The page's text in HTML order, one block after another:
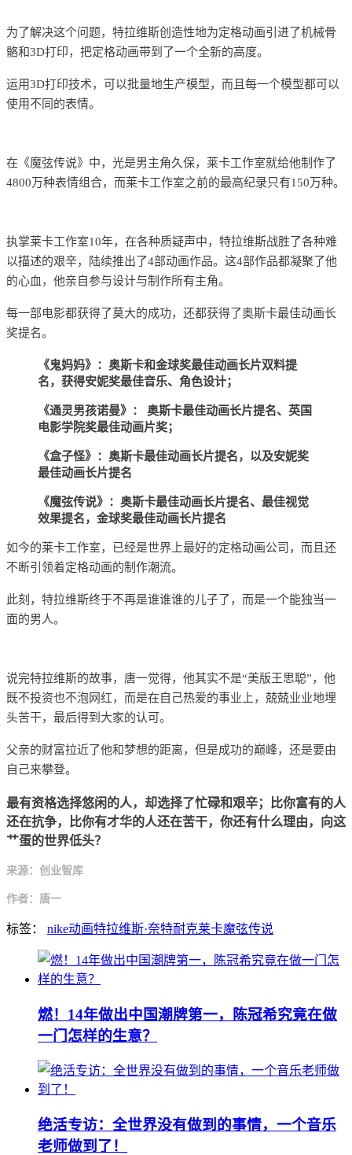
为了解决这个问题，特拉维斯创造性地为定格动画引进了机械骨
骼和3D打印，把定格动画带到了一个全新的高度。
运用3D打印技术，可以批量地生产模型，而且每一个模型都可以
使用不同的表情。
在《魔弦传说》中， 光是男主角久保，莱卡工作室就给他制作了
4800万种表情组合，而莱卡工作室之前的最高纪录只有150万种。
执掌莱卡工作室10年，在各种质疑声中，特拉维斯战胜了各种难
以描述的艰辛，陆续推出了4部动画作品。这4部作品都凝聚了他
的心血，他亲自参与设计与制作所有主角。
每一部电影都获得了莫大的成功，还都获得了奥斯卡最佳动画长
奖提名。
《鬼妈妈》：奥斯卡和金球奖最佳动画长片双料提
名，获得安妮奖最佳音乐、角色设计；
《通灵男孩诺曼》： 奥斯卡最佳动画长片提名、英国
电影学院奖最佳动画片奖；
《盒子怪》：奥斯卡最佳动画长片提名，以及安妮奖
最佳动画长片提名
《魔弦传说》：奥斯卡最佳动画长片提名、最佳视觉
效果提名，金球奖最佳动画长片提名
如今的莱卡工作室，已经是世界上最好的定格动画公司，而且还
不断引领着定格动画的制作潮流。
此刻，特拉维斯终于不再是谁谁谁的儿子了，而是一个能独当一
面的男人。
说完特拉维斯的故事，唐一觉得，他其实不是“美版王思聪”，他
既不投资也不泡网红，而是在自己热爱的事业上，兢兢业业地埋
头苦干，最后得到大家的认可。
父亲的财富拉近了他和梦想的距离，但是成功的巅峰，还是要由
自己来攀登。
最有资格选择悠闲的人，却选择了忙碌和艰辛；比你富有的人
还在抗争，比你有才华的人还在苦干，你还有什么理由，向这
艹蛋的世界低头？
来源：创业智库
作者：唐一
标签： nike动画特拉维斯·奈特耐克莱卡魔弦传说
燃！14年做出中国潮牌第一，陈冠希究竟在做
一门怎样的生意？
绝活专访：全世界没有做到的事情，一个音乐
老师做到了！